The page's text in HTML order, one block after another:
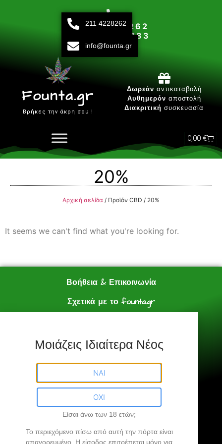
211 42 28 262
693 15 80 783
Δευτ-Παρ 10:00 - 20:00
Founta.gr
Βρήκες την άκρη σου !
Δωρεάν αντικαταβολή
Αυθημερόν αποστολή
Διακριτική συσκευασία
0,00 €
20%
Αρχική σελίδα / Προϊόν CBD / 20%
It seems we can't find what you're looking for.
Βοήθεια & Επικοινωνία
Σχετικά με το founta.gr
Πολιτική Αγορών
Founta.gr
211 4228262
info@founta.gr
Μοιάζεις Ιδιαίτερα Νέος
ΝΑΙ
ΟΧΙ
Είσαι άνω των 18 ετών;
Το περιεχόμενο πίσω από αυτή την πόρτα είναι
απαγορευμένο . Η είσοδος επιτρέπεται μόνο για